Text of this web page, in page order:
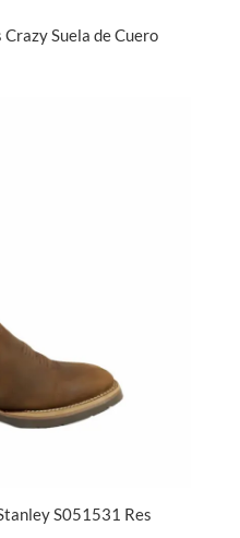
Suela de Cuero
S051531 Res